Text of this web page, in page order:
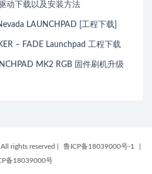
动下载以及安装方法
LAUNCHPAD [工程下载]
– FADE Launchpad 工程下载
MK2 RGB 固件刷机升级
rights reserved 鲁ICP备18039000号-1
备18039000号